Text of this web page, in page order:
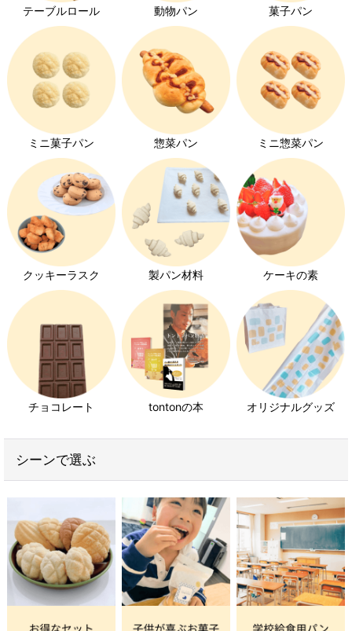
オーダーパン
メロンパン特集
コッペパン特集
クロワッサン特集
キユーピーエッグケア特集
みんなの食卓ロースハム特集
ホイップクリーム特集
チョコレート特集
発芽玄米パン特集
テーブルロール 動物パン 菓子パン
ミニ菓子パン 惣菜パン ミニ惣菜パン
クッキーラスク 製パン材料 ケーキの素
チョコレート tontonの本 オリジナルグッズ
シーンで選ぶ